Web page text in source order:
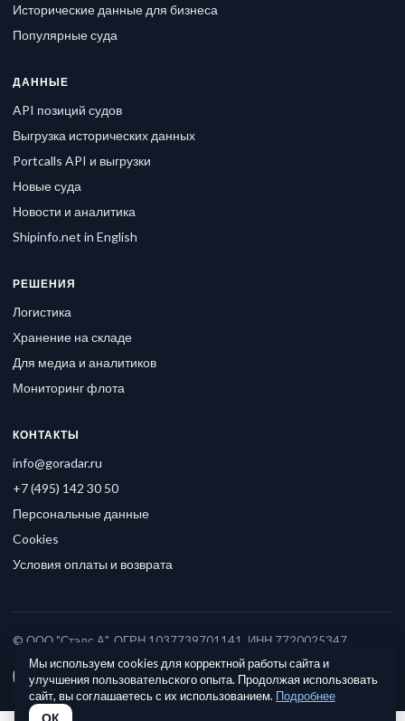
Исторические данные для бизнеса
Популярные суда
ДАННЫЕ
API позиций судов
Выгрузка исторических данных
Portcalls API и выгрузки
Новые суда
Новости и аналитика
Shipinfo.net in English
РЕШЕНИЯ
Логистика
Хранение на складе
Для медиа и аналитиков
Мониторинг флота
КОНТАКТЫ
info@goradar.ru
+7 (495) 142 30 50
Персональные данные
Cookies
Условия оплаты и возврата
© ООО "Стэлс А", ОГРН 1037739701141, ИНН 7720025347
Мы используем cookies для корректной работы сайта и
улучшения пользовательского опыта. Продолжая использовать
сайт, вы соглашаетесь с их использованием. Подробнее